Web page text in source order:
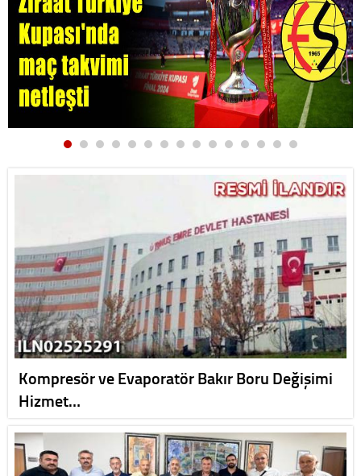
Kompresör ve Evaporatör Bakır Boru Değişimi
Hizmet…